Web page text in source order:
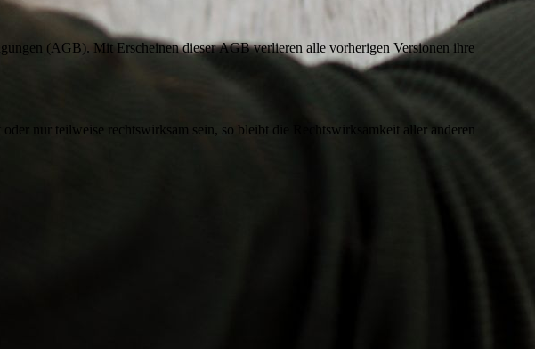
(AGB). Mit Erscheinen dieser AGB verlieren alle vorherigen Versionen ihre
nur teilweise rechtswirksam sein, so bleibt die Rechtswirksamkeit aller anderen